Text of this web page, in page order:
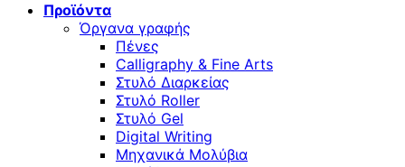
Προϊόντα
Όργανα γραφής
Πένες
Calligraphy & Fine Arts
Στυλό Διαρκείας
Στυλό Roller
Στυλό Gel
Digital Writing
Μηχανικά Μολύβια